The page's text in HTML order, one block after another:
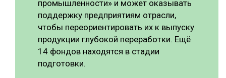
промышленности» и может оказывать
поддержку предприятиям отрасли,
чтобы переориентировать их к выпуску
продукции глубокой переработки. Ещё
14 фондов находятся в стадии
подготовки.